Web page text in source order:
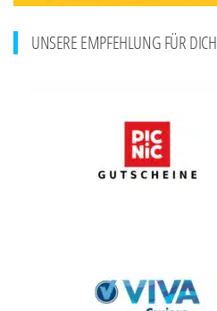
UNSERE EMPFEHLUNG FÜR DICH